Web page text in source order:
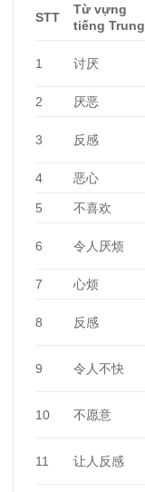
STT
Từ vựng
tiếng Trung
1 讨厌
2 厌恶
3 反感
4 恶心
5 不喜欢
6 令人厌烦
7 心烦
8 反感
9 令人不快
10 不愿意
11 让人反感